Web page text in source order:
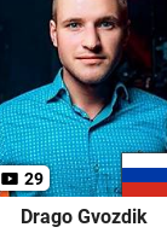
29
Drago Gvozdik